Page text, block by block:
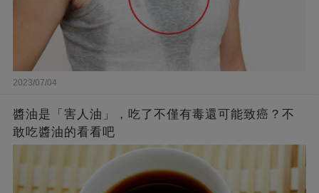
2023/07/04
醬油是「害人油」，吃了不僅有毒還可能致癌？不
敢吃醬油的看看吧